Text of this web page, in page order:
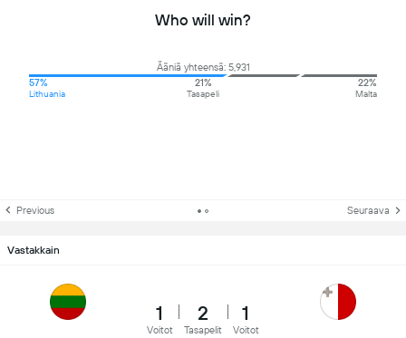
Who will win?
Ääniä yhteensä: 5,931
57%
Lithuania
21%
Tasapeli
22%
Malta
Previous Seuraava
Vastakkain
1
Voitot
2
Tasapelit
1
Voitot